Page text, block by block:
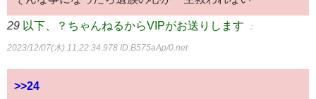
29 以下、？ちゃんねるからVIPがお送りします ：
2023/12/07(木) 11:22:34.978 ID:B575aAp/0.net
>>24